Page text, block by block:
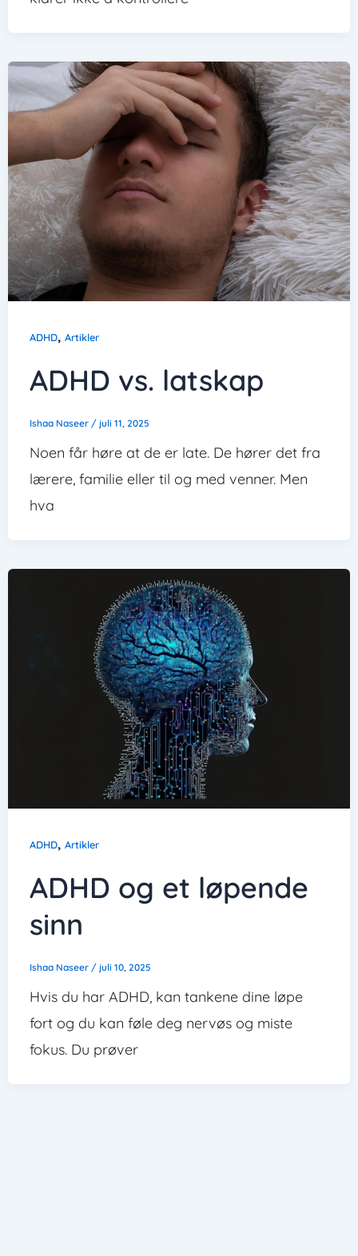
ADHD, Artikler
ADHD vs. latskap
Ishaa Naseer / juli 11, 2025
Noen får høre at de er late. De hører det fra
lærere, familie eller til og med venner. Men
hva
ADHD, Artikler
ADHD og et løpende
sinn
Ishaa Naseer / juli 10, 2025
Hvis du har ADHD, kan tankene dine løpe
fort og du kan føle deg nervøs og miste
fokus. Du prøver